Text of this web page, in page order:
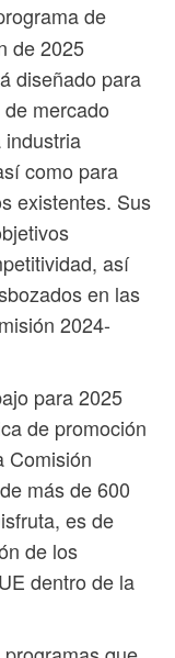
de
de 2025
diseñado para
mercado
industria
como para
existentes. Sus
así
en las
2024-
para 2025
de promoción
Comisión
más de 600
es de
de los
dentro de la